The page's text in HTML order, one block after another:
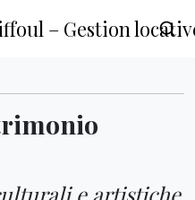
– Gestion
e artistiche